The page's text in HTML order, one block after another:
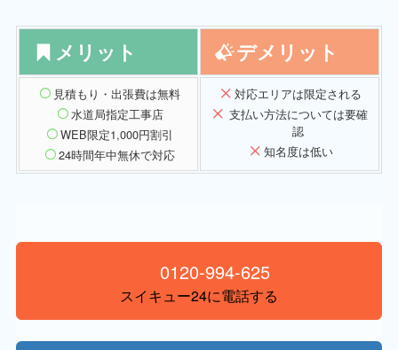
メリット デメリット
見積もり・出張費は無料
水道局指定工事店
WEB限定1,000円割引
24時間年中無休で対応
対応エリアは限定される
支払い方法については要確
認
知名度は低い
0120-994-625
スイキュー24に電話する